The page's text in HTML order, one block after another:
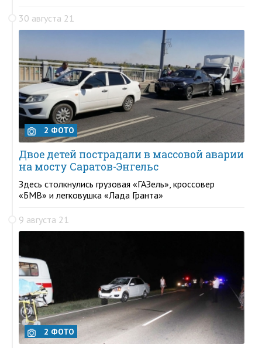
30 августа 21
2 ФОТО
Двое детей пострадали в массовой аварии
на мосту Саратов-Энгельс
Здесь столкнулись грузовая «ГАЗель», кроссовер
«БМВ» и легковушка «Лада Гранта»
9 августа 21
2 ФОТО